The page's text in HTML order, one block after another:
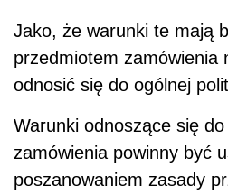
Jako, że warunki te mają
przedmiotem zamówienia
odnosić się do ogólnej
Warunki odnoszące się
zamówienia powinny być
poszanowaniem zasady